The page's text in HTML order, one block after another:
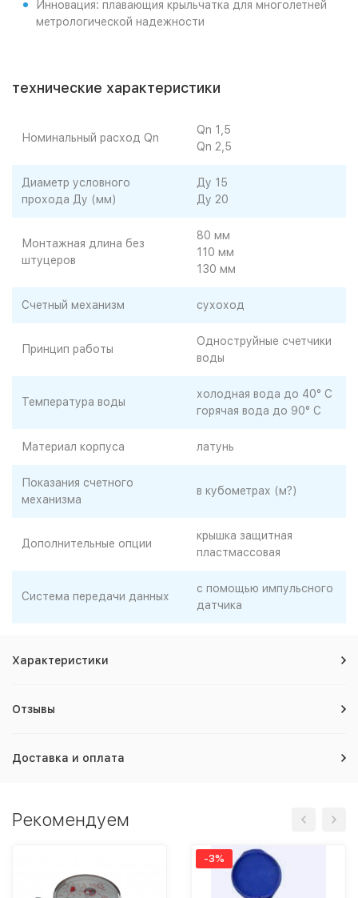
Инновация: плавающия крыльчатка для многолетней
метрологической надежности
технические характеристики
Номинальный расход Qn
Qn 1,5
Qn 2,5
Диаметр условного
прохода Ду (мм)
Ду 15
Ду 20
Монтажная длина без
штуцеров
80 мм
110 мм
130 мм
Счетный механизм сухоход
Принцип работы
Одноструйные счетчики
воды
Температура воды
холодная вода до 40° C
горячая вода до 90° C
Материал корпуса латунь
Показания счетного
механизма
в кубометрах (м?)
Дополнительные опции
крышка защитная
пластмассовая
Система передачи данных
с помощью импульсного
датчика
Характеристики
Отзывы
Доставка и оплата
Рекомендуем
-3%